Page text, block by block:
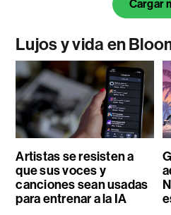
Cargar
Lujos y vida en
Artistas se resisten a
que sus voces y
canciones sean usadas
para entrenar a la IA